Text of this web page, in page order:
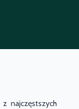
najczęstszych